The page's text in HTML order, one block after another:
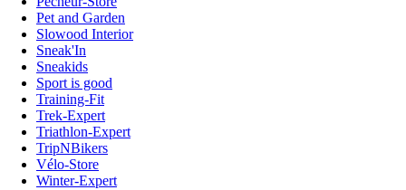
Pet and Garden
Slowood Interior
Sneak'In
Sneakids
Sport is good
Training-Fit
Trek-Expert
Triathlon-Expert
TripNBikers
Vélo-Store
Winter-Expert